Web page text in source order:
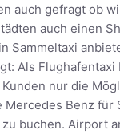
auch gefragt ob
auch einen
Sammeltaxi
Als Flughafentaxi
nur die
Mercedes Benz für
buchen. Airport